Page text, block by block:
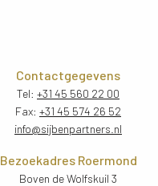
Contactgegevens
Tel: +31 45 560 22 00
Fax: +31 45 574 26 52
info@sijbenpartners.nl
Bezoekadres Roermond
Boven de Wolfskuil 3